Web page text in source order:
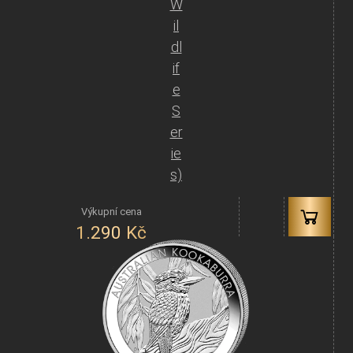
W
il
dl
if
e
S
er
ie
s)
1.290 Kč